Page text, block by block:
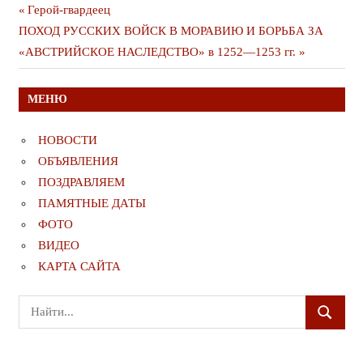
Навигация
по
записям
Предыдущая
публикация
Герой-гвардеец
Следующая
публикация
ПОХОД РУССКИХ ВОЙСК В МОРАВИЮ И БОРЬБА ЗА
«АВСТРИЙСКОЕ НАСЛЕДСТВО» в 1252—1253 гг.
МЕНЮ
НОВОСТИ
ОБЪЯВЛЕНИЯ
ПОЗДРАВЛЯЕМ
ПАМЯТНЫЕ ДАТЫ
ФОТО
ВИДЕО
КАРТА САЙТА
Поиск
для:
ПОИСК